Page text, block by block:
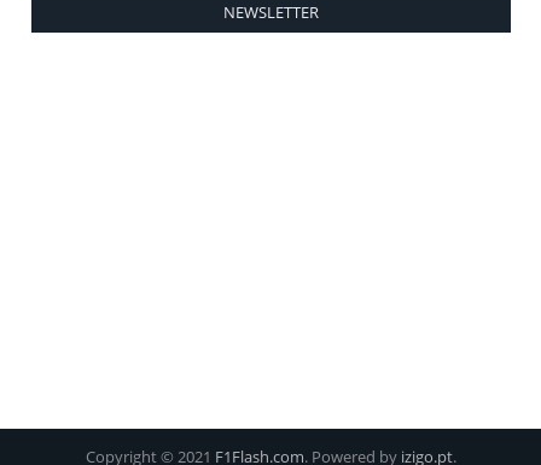
NEWSLETTER
Copyright © 2021 F1Flash.com. Powered by izigo.pt.